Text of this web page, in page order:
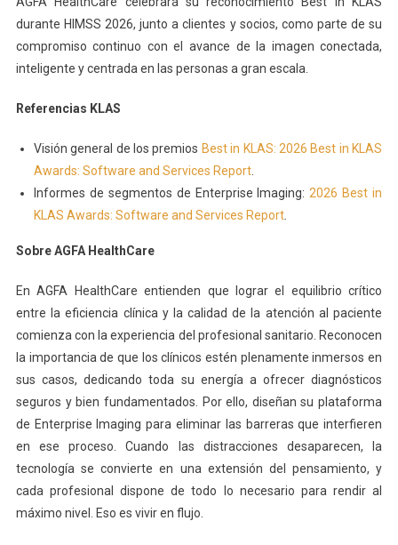
durante HIMSS 2026, junto a clientes y socios, como parte de su
compromiso continuo con el avance de la imagen conectada,
inteligente y centrada en las personas a gran escala.
Referencias KLAS
Visión general de los premios Best in KLAS: 2026 Best in KLAS
Awards: Software and Services Report.
Informes de segmentos de Enterprise Imaging: 2026 Best in
KLAS Awards: Software and Services Report.
Sobre AGFA HealthCare
En AGFA HealthCare entienden que lograr el equilibrio crítico
entre la eficiencia clínica y la calidad de la atención al paciente
comienza con la experiencia del profesional sanitario. Reconocen
la importancia de que los clínicos estén plenamente inmersos en
sus casos, dedicando toda su energía a ofrecer diagnósticos
seguros y bien fundamentados. Por ello, diseñan su plataforma
de Enterprise Imaging para eliminar las barreras que interfieren
en ese proceso. Cuando las distracciones desaparecen, la
tecnología se convierte en una extensión del pensamiento, y
cada profesional dispone de todo lo necesario para rendir al
máximo nivel. Eso es vivir en flujo.